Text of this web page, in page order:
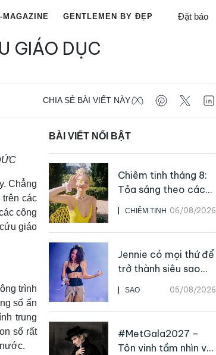
MAGAZINE GENTLEMEN BY ĐẸP Đặt báo
GIÁO DỤC
CHIA SẺ BÀI VIẾT NÀY
Chẳng
các
công
giáo
trình
số ấn
trung
số rất
BÀI VIẾT NỔI BẬT
CHIÊM TINH 06/08/2026
Chiêm tinh tháng 8:
Tỏa sáng theo cách
của chính mình
SAO 05/08/2026
Jennie có mọi thứ để
trở thành siêu sao
live
#MetGala2027 –
Tôn vinh tầm nhìn và